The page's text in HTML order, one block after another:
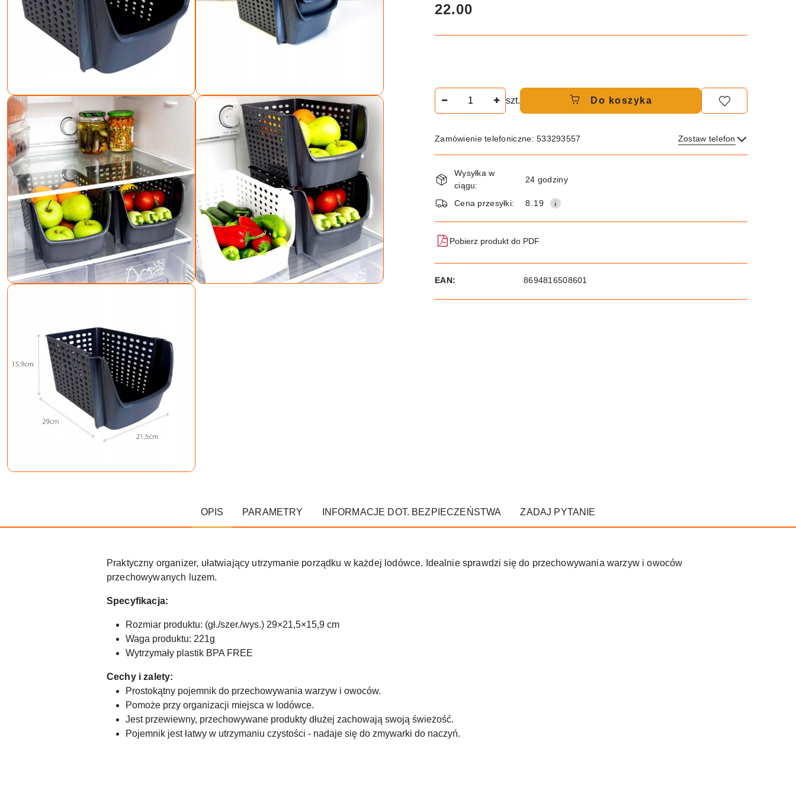
cena:
22.00
szt. Do koszyka
Zamówienie telefoniczne: 533293557 Zostaw telefon
Wyślij
Dostępność
i
dostawa
Wysyłka w
ciągu:
24 godziny
Cena przesyłki: 8.19
Pobierz produkt do PDF
EAN: 8694816508601
OPIS PARAMETRY INFORMACJE DOT. BEZPIECZEŃSTWA ZADAJ PYTANIE
Praktyczny organizer, ułatwiający utrzymanie porządku w każdej lodówce. Idealnie sprawdzi się do przechowywania warzyw i owoców
przechowywanych luzem.
Specyfikacja:
Rozmiar produktu: (gł./szer./wys.) 29×21,5×15,9 cm
Waga produktu: 221g
Wytrzymały plastik BPA FREE
Cechy i zalety:
Prostokątny pojemnik do przechowywania warzyw i owoców.
Pomoże przy organizacji miejsca w lodówce.
Jest przewiewny, przechowywane produkty dłużej zachowają swoją świeżość.
Pojemnik jest łatwy w utrzymaniu czystości - nadaje się do zmywarki do naczyń.